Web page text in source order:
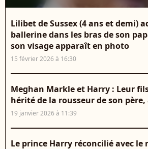
Lilibet de Sussex (4 ans et demi)
ballerine dans les bras de son
son visage apparaît en photo
15 février 2026 à 16:30
Meghan Markle et Harry : Leur
hérité de la rousseur de son
19 janvier 2026 à 11:39
Le prince Harry réconcilié avec le